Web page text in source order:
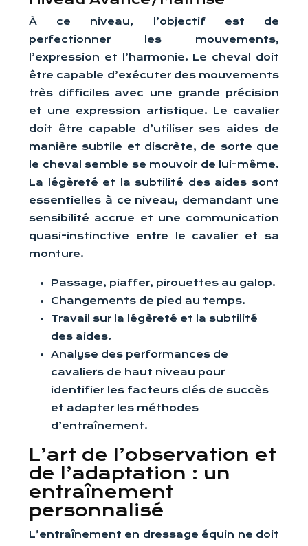
À ce niveau, l’objectif est de
perfectionner les mouvements,
l’expression et l’harmonie. Le cheval doit
être capable d’exécuter des mouvements
très difficiles avec une grande précision
et une expression artistique. Le cavalier
doit être capable d’utiliser ses aides de
manière subtile et discrète, de sorte que
le cheval semble se mouvoir de lui-même.
La légèreté et la subtilité des aides sont
essentielles à ce niveau, demandant une
sensibilité accrue et une communication
quasi-instinctive entre le cavalier et sa
monture.
Passage, piaffer, pirouettes au galop.
Changements de pied au temps.
Travail sur la légèreté et la subtilité
des aides.
Analyse des performances de
cavaliers de haut niveau pour
identifier les facteurs clés de succès
et adapter les méthodes
d’entraînement.
L’art de l’observation et
de l’adaptation : un
entraînement
personnalisé
L’entraînement en dressage équin ne doit